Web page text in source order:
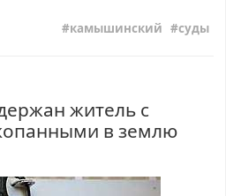
камышинский суды
житель с
в землю